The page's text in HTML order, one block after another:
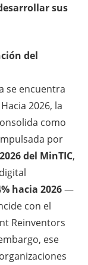
sus
del
se encuentra
2026, la
como
por
del MinTIC,
hacia 2026—
con el
Reinventors
ese